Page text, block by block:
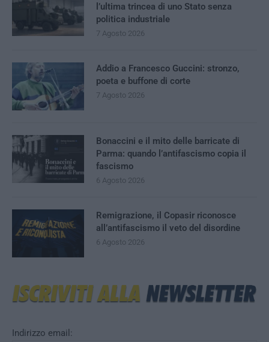
Indirizzo email:
l’ultima trincea di uno Stato senza
politica industriale
7 Agosto 2026
Addio a Francesco Guccini: stronzo,
poeta e buffone di corte
7 Agosto 2026
Bonaccini e il mito delle barricate di
Parma: quando l’antifascismo copia il
fascismo
6 Agosto 2026
Remigrazione, il Copasir riconosce
all’antifascismo il veto del disordine
6 Agosto 2026